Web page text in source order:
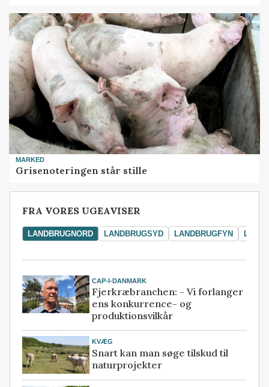
MARKED
Grisenoteringen står stille
FRA VORES UGEAVISER
LANDBRUGNORD LANDBRUGSYD LANDBRUGFYN
CAP-I-DANMARK
Fjerkræbranchen: - Vi forlanger
ens konkurrence- og
produktionsvilkår
KVÆG
Snart kan man søge tilskud til
naturprojekter